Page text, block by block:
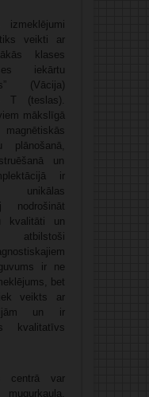
izmeklējumi
veikti ar
klases
iekārtu
(Vācija)
T (teslas).
mākslīgā
plānošanā,
un
ir
unikālas
nodrošināt
kvalitāti un
atbilstoši
ir ne
bet
veikts ar
un ir
kvalitatīvs
centrā var